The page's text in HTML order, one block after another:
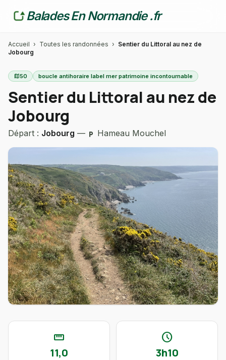
Balades En Normandie .fr
Accueil › Toutes les randonnées › Sentier du Littoral au nez de
Jobourg
map50 boucle antihoraire label mer patrimoine incontournable
Sentier du Littoral au nez de
Jobourg
Départ : Jobourg — local_parking Hameau Mouchel
straighten
11,0
schedule
3h10